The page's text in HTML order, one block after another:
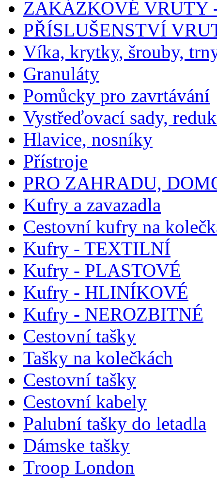
ZAKÁZKOVÉ VRUTY
PŘÍSLUŠENSTVÍ
Víka, krytky, šrouby,
Granuláty
Pomůcky pro zavrtávání
Vystřeďovací sady,
Hlavice, nosníky
Přístroje
PRO ZAHRADU,
Kufry a zavazadla
Cestovní kufry na
Kufry - TEXTILNÍ
Kufry - PLASTOVÉ
Kufry - HLINÍKOVÉ
Kufry - NEROZBITNÉ
Cestovní tašky
Tašky na kolečkách
Cestovní tašky
Cestovní kabely
Palubní tašky do letadla
Dámske tašky
Troop London